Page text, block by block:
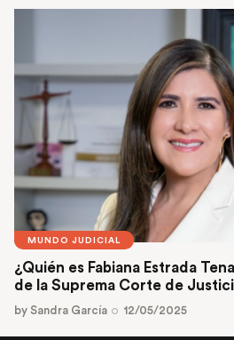
MUNDO JUDICIAL
¿Quién es Fabiana Estrada
de la Suprema Corte de
by Sandra García 12/05/2025